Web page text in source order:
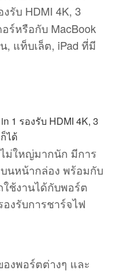
รับ HDMI 4K, 3
ร์หรือกับ MacBook
, แท็บเล็ต, iPad ที่มี
ม่ใหญ่มากนัก มีการ
นหน้ากล่อง พร้อมกับ
ช้งานได้กับพอร์ต
องรับการชาร์จไฟ
งพอร์ตต่างๆ และ